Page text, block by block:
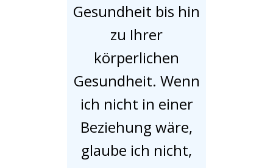
Gesundheit bis hin
zu Ihrer
körperlichen
Gesundheit. Wenn
ich nicht in einer
Beziehung wäre,
glaube ich nicht,